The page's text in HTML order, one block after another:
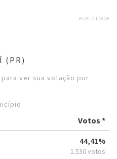
PUBLICIDADE
(PR)
ver sua votação por
Votos *
44,41%
1.530 votos